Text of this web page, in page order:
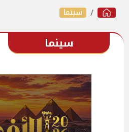
سينما
سينما